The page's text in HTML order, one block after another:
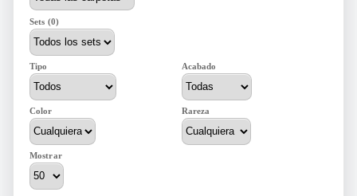
Sets (0)
Tipo Acabado
Color Rareza
Mostrar